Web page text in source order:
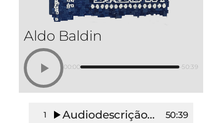
Aldo Baldin
00:00 -50:39
1 Audiodescrição_DicosMosaico_AldoBaldin2 50:39